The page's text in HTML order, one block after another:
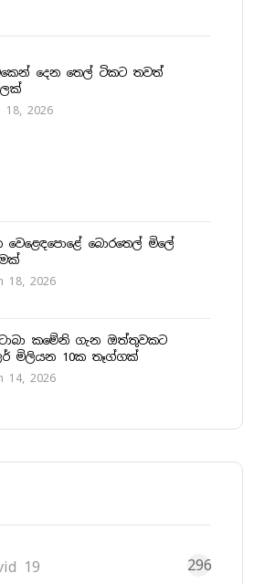
දෙන තෙල් ටිකට තවත්
18, 2026
බොරතෙල් මිලේ
18, 2026
කමේනි ගැන ඔත්තුවකට
මිලියන 10ක තෑග්ගක්
14, 2026
19 296